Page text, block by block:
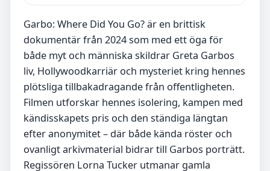
Garbo: Where Did You Go? är en brittisk
dokumentär från 2024 som med ett öga för
både myt och människa skildrar Greta Garbos
liv, Hollywoodkarriär och mysteriet kring hennes
plötsliga tillbakadragande från offentligheten.
Filmen utforskar hennes isolering, kampen med
kändisskapets pris och den ständiga längtan
efter anonymitet – där både kända röster och
ovanligt arkivmaterial bidrar till Garbos porträtt.
Regissören Lorna Tucker utmanar gamla